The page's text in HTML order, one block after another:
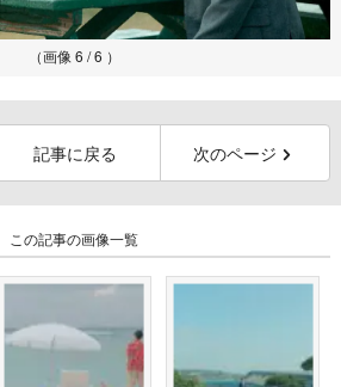
（画像 6 / 6 ）
記事に戻る 次のページ
この記事の画像一覧